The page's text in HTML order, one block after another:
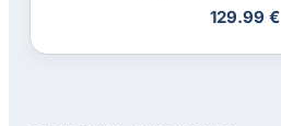
129.99 €